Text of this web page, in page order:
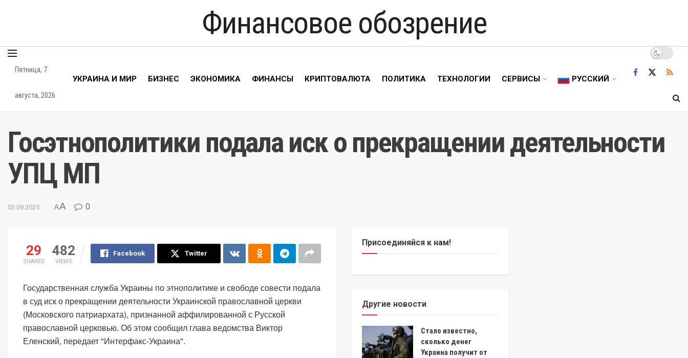
Финансовое обозрение
Пятница, 7
августа, 2026
УКРАИНА И МИР БИЗНЕС ЭКОНОМИКА ФИНАНСЫ КРИПТОВАЛЮТА ПОЛИТИКА ТЕХНОЛОГИИ СЕРВИСЫ РУССКИЙ
Госэтнополитики подала иск о прекращении деятельности
УПЦ МП
03.09.2025 AA 0
29
SHARES
482
VIEWS
Facebook Twitter
Государственная служба Украины по этнополитике и свободе совести подала
в суд иск о прекращении деятельности Украинской православной церкви
(Московского патриархата), признанной аффилированной с Русской
православной церковью. Об этом сообщил глава ведомства Виктор
Еленский, передает "Интерфакс-Украина".
Присоединяйся к нам!
Другие новости
Стало известно,
сколько денег
Украина получит от